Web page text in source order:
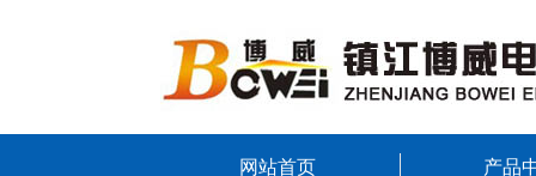
网站首页 产品